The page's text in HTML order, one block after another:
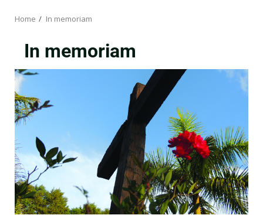
Home In memoriam
In memoriam